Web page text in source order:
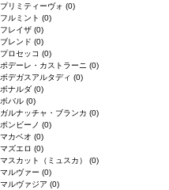
プリミティーヴォ (0)
フルミント (0)
フレイザ (0)
ブレンド (0)
プロセッコ (0)
ポデーレ・カストラーニ (0)
ボデガスアルタディ (0)
ボナルダ (0)
ボバル (0)
ガルナッチャ・ブランカ (0)
ボンビーノ (0)
マカベオ (0)
マズエロ (0)
マスカット（ミュスカ） (0)
マルヴァー (0)
マルヴァジア (0)